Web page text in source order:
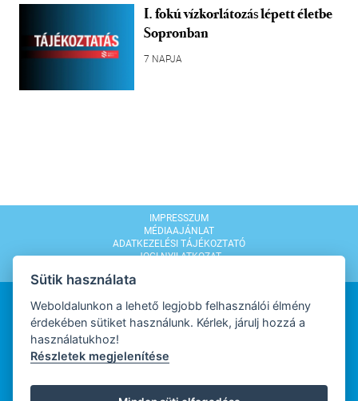
I. fokú vízkorlátozás lépett életbe
Sopronban
7 NAPJA
IMPRESSZUM
MÉDIAAJÁNLAT
ADATKEZELÉSI TÁJÉKOZTATÓ
JOGI NYILATKOZAT
WEBDESIGN
Sütik használata
Weboldalunkon a lehető legjobb felhasználói élmény
érdekében sütiket használunk. Kérlek, járulj hozzá a
használatukhoz!
Részletek megjelenítése